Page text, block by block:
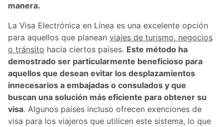
manera.
La Visa Electrónica en Línea es una excelente opción
para aquellos que planean viajes de turismo, negocios
o tránsito hacia ciertos países. Este método ha
demostrado ser particularmente beneficioso para
aquellos que desean evitar los desplazamientos
innecesarios a embajadas o consulados y que
buscan una solución más eficiente para obtener su
visa. Algunos países incluso ofrecen exenciones de
visa para los viajeros que utilicen este sistema, lo que